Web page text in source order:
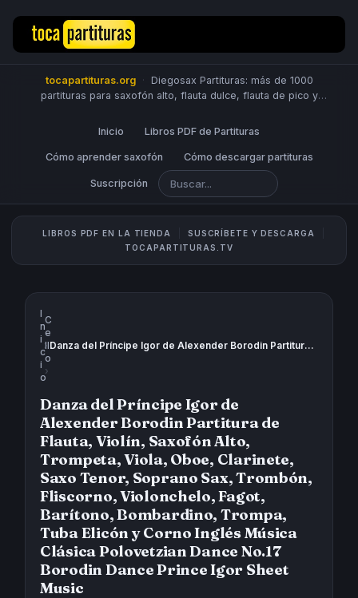
tocapartituras.org ·
Diegosax Partituras: más de 1000
partituras para saxofón alto, flauta dulce, flauta de pico y
chelo, fagot, bombardino, fliscorno, corno, trompa, barítono,
Scores. PUBLICA PARTITURAS
Inicio Libros PDF de Partituras
Cómo aprender saxofón Cómo descargar partituras
Suscripción
LIBROS PDF EN LA TIENDA
SUSCRÍBETE Y DESCARGA
TOCAPARTITURAS.TV
I
n
i
c
i
o
›
C
e
ll
o
›
Danza del Príncipe Igor de Alexender Borodin Partitura de Flauta, Violín, Saxofón Alto, Trompeta, Viola, Oboe, Clarinete, Saxo Tenor, Soprano Sax, Trombón, Fliscorno, Violonchelo, Fagot, Barítono, Bombardino, Trompa, Tuba Elicón y Corno Inglés Música Clásica Polovetzian Dance No.17 Borodin Dance Prince Igor Sheet Music
Danza del Príncipe Igor de
Alexender Borodin Partitura de
Flauta, Violín, Saxofón Alto,
Trompeta, Viola, Oboe, Clarinete,
Saxo Tenor, Soprano Sax, Trombón,
Fliscorno, Violonchelo, Fagot,
Barítono, Bombardino, Trompa,
Tuba Elicón y Corno Inglés Música
Clásica Polovetzian Dance No.17
Borodin Dance Prince Igor Sheet
Music